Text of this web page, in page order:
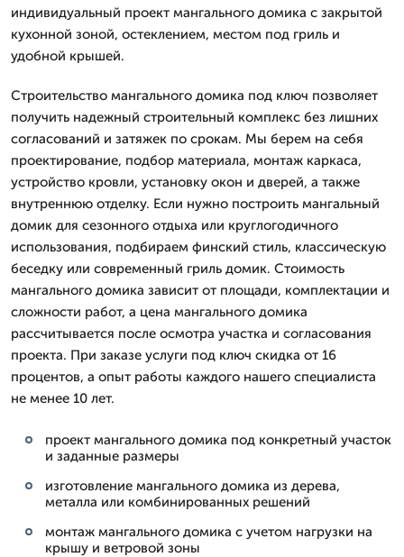
индивидуальный проект мангального домика с закрытой
кухонной зоной, остеклением, местом под гриль и
удобной крышей.
Строительство мангального домика под ключ позволяет
получить надежный строительный комплекс без лишних
согласований и затяжек по срокам. Мы берем на себя
проектирование, подбор материала, монтаж каркаса,
устройство кровли, установку окон и дверей, а также
внутреннюю отделку. Если нужно построить мангальный
домик для сезонного отдыха или круглогодичного
использования, подбираем финский стиль, классическую
беседку или современный гриль домик. Стоимость
мангального домика зависит от площади, комплектации и
сложности работ, а цена мангального домика
рассчитывается после осмотра участка и согласования
проекта. При заказе услуги под ключ скидка от 16
процентов, а опыт работы каждого нашего специалиста
не менее 10 лет.
проект мангального домика под конкретный участок
и заданные размеры
изготовление мангального домика из дерева,
металла или комбинированных решений
монтаж мангального домика с учетом нагрузки на
крышу и ветровой зоны